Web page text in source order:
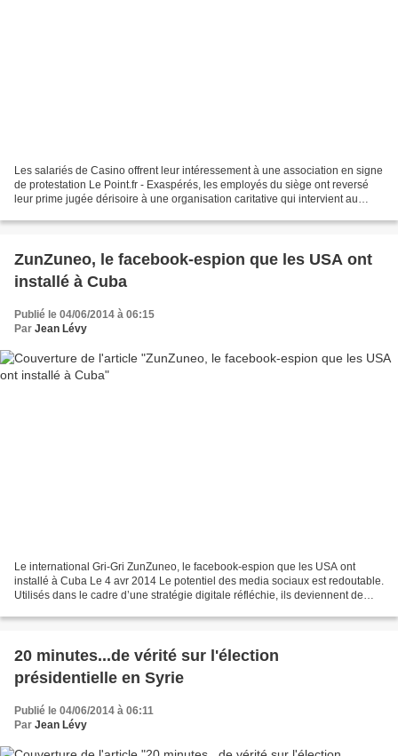
Les salariés de Casino offrent leur intéressement à une association en signe
de protestation Le Point.fr - Exaspérés, les employés du siège ont reversé
leur prime jugée dérisoire à une organisation caritative qui intervient au
ZunZuneo, le facebook-espion que les USA ont
installé à Cuba
Publié le 04/06/2014 à 06:15
Par Jean Lévy
Le international Gri-Gri ZunZuneo, le facebook-espion que les USA ont
installé à Cuba Le 4 avr 2014 Le potentiel des media sociaux est redoutable.
Utilisés dans le cadre d’une stratégie digitale réfléchie, ils deviennent de
20 minutes...de vérité sur l'élection
présidentielle en Syrie
Publié le 04/06/2014 à 06:11
Par Jean Lévy